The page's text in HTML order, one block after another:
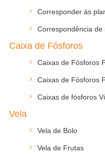
Corresponder às
Correspondência
Caixa de Fósforos
Caixas de Fósforos
Caixas de Fósforos
Caixas de fósforos
Vela
Vela de Bolo
Vela de Frutas